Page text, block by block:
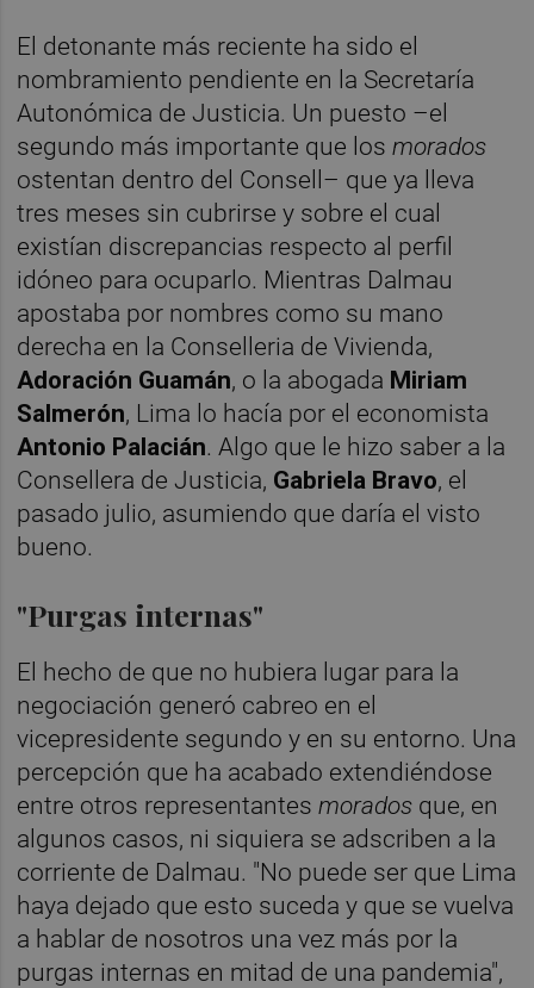
El detonante más reciente ha sido el
nombramiento pendiente en la Secretaría
Autonómica de Justicia. Un puesto –el
segundo más importante que losmorados
ostentan dentro del Consell– que ya lleva
tres meses sin cubrirse y sobre el cual
existían discrepancias respecto al perfil
idóneo para ocuparlo. Mientras Dalmau
apostaba por nombres como su mano
derecha en la Conselleria de Vivienda,
Adoración Guamán, o la abogada Miriam
Salmerón, Lima lo hacía por el economista
Antonio Palacián. Algo que le hizo saber a la
Consellera de Justicia, Gabriela Bravo, el
pasado julio, asumiendo que daría el visto
bueno.
"Purgas internas"
El hecho de que no hubiera lugar para la
negociación generó cabreo en el
vicepresidente segundo y en su entorno. Una
percepción que ha acabado extendiéndose
entre otros representantesmorados que, en
algunos casos, ni siquiera se adscriben a la
corriente de Dalmau. "No puede ser que Lima
haya dejado que esto suceda y que se vuelva
a hablar de nosotros una vez más por la
purgas internas en mitad de una pandemia",